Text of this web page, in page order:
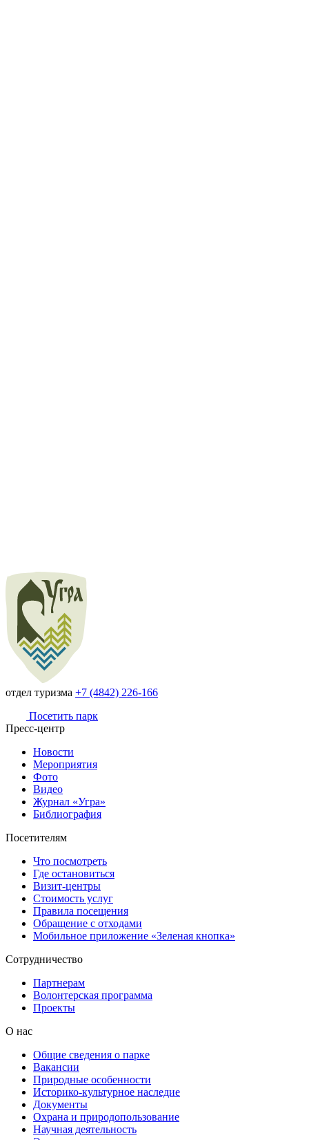
отдел туризма +7 (4842) 226-166
Посетить парк
Пресс-центр
Новости
Мероприятия
Фото
Видео
Журнал «Угра»
Библиография
Посетителям
Что посмотреть
Где остановиться
Визит-центры
Стоимость услуг
Правила посещения
Обращение с отходами
Мобильное приложение «Зеленая кнопка»
Сотрудничество
Партнерам
Волонтерская программа
Проекты
О нас
Общие сведения о парке
Вакансии
Природные особенности
Историко-культурное наследие
Документы
Охрана и природопользование
Научная деятельность